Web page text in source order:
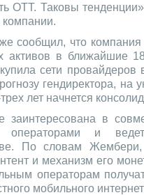
ОТТ. Таковы
компании.
сообщил, что компания
активов в ближайшие
сети
гендиректора, на
лет начнется
заинтересована в
операторами и
По словам
и механизм его
операторам
мобильного